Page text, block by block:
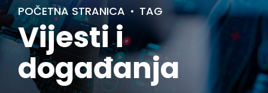
POČETNA STRANICA TAG
Vijesti i
događanja